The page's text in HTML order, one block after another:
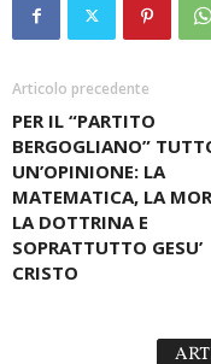
Articolo precedente
PER IL “PARTITO
BERGOGLIANO”
UN’OPINIONE: LA
MATEMATICA, LA
LA DOTTRINA E
SOPRATTUTTO GESU’
CRISTO